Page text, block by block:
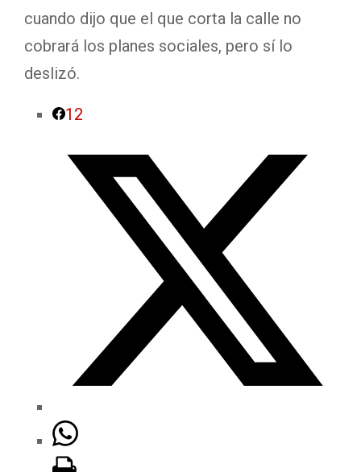
cuando dijo que el que corta la calle no
cobrará los planes sociales, pero sí lo
deslizó.
12